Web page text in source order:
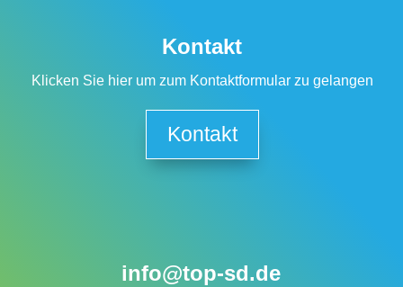
Kontakt
Klicken Sie hier um zum Kontaktformular zu gelangen
Kontakt
info@top-sd.de